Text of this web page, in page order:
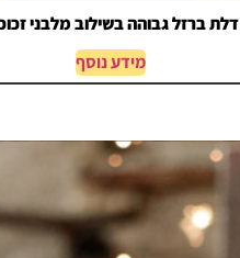
דלת ברזל גבוהה בשילוב מלבני
מידע נוסף